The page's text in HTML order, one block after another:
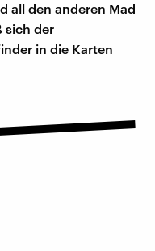
all den anderen Mad
sich der
in die Karten